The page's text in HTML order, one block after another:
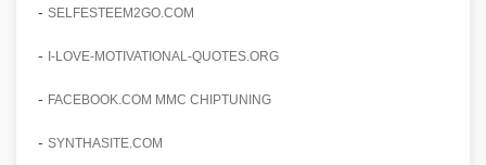
amelyek valós eredményeket hoznak.
szonyegtisztito.net
marketing stratégiai tervrajz
útjáról, bemutatva az utat a küzdő praxistól a
virágzó vállalkozásig 150%-os növekedéssel.
Érdeklődés 150%-os Fokozása
Technikák és módszerek a páciensek
- SELFESTEEM2GO.COM
- I-LOVE-MOTIVATIONAL-QUOTES.ORG
- FACEBOOK.COM MMC CHIPTUNING
- SYNTHASITE.COM